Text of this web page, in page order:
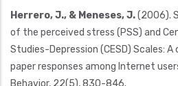
Herrero, J., & Meneses, J.(2006).
of the perceived stress (PSS) and
Studies-Depression (CESD) Scales:
paper responses among Internet
Behavior, 22(5), 830-846.